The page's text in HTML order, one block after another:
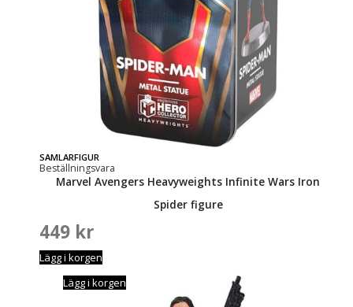
SAMLARFIGUR
Beställningsvara
Marvel Avengers Heavyweights Infinite Wars Iron
Spider figure
449 kr
Lägg i korgen
Lägg i korgen